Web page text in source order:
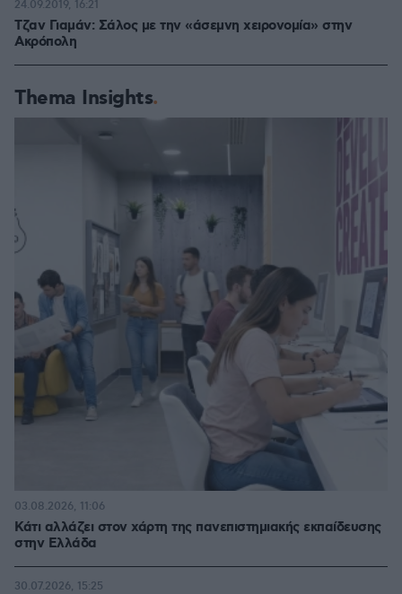
Τζαν Γιαμάν: Σάλος με την «άσεμνη χειρονομία» στην
Ακρόπολη
24.09.2019, 16:21
Thema Insights
Κάτι αλλάζει στον χάρτη της πανεπιστημιακής εκπαίδευσης
στην Ελλάδα
03.08.2026, 11:06
30.07.2026, 15:25